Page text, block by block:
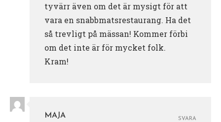
tyvärr även om det är mysigt för att
vara en snabbmatsrestaurang. Ha det
så trevligt på mässan! Kommer förbi
om det inte är för mycket folk.
Kram!
MAJA
SVARA